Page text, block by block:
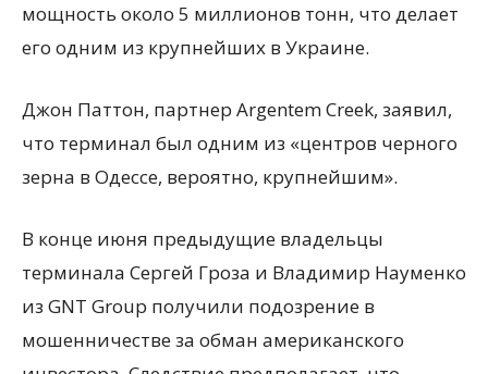
мощность около 5 миллионов тонн, что делает
его одним из крупнейших в Украине.
Джон Паттон, партнер Argentem Creek, заявил,
что терминал был одним из «центров черного
зерна в Одессе, вероятно, крупнейшим».
В конце июня предыдущие владельцы
терминала Сергей Гроза и Владимир Науменко
из GNT Group получили подозрение в
мошенничестве за обман американского